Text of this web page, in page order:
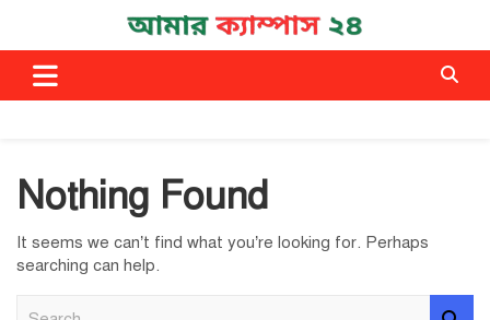
content
আমার ক্যাম্পাস ২৪
Campus News
Nothing Found
It seems we can’t find what you’re looking for. Perhaps
searching can help.